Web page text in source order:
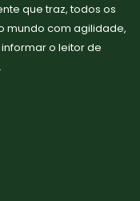
que traz, todos os
mundo com agilidade,
o leitor de